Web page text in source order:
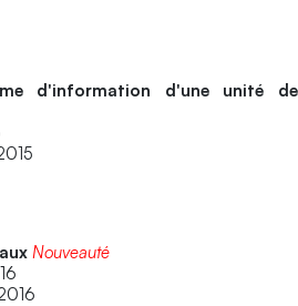
d'information d'une unité de
Nouveauté